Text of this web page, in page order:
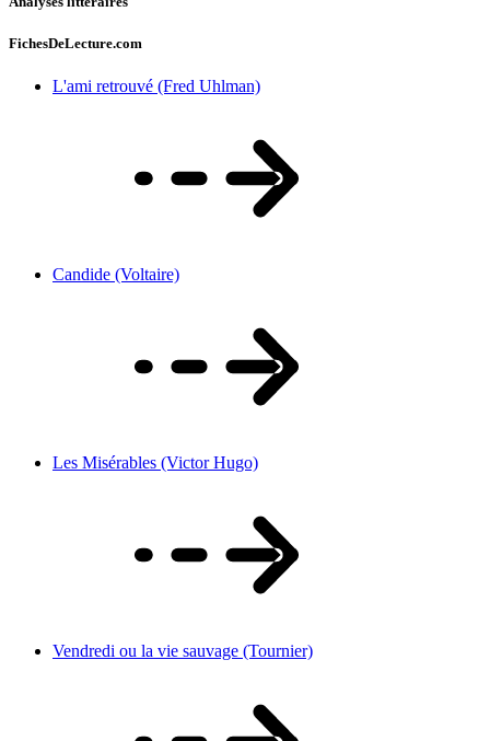
FichesDeLecture.com
L'ami retrouvé (Fred Uhlman)
Candide (Voltaire)
Les Misérables (Victor Hugo)
Vendredi ou la vie sauvage (Tournier)